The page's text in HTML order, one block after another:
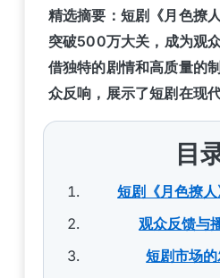
精选摘要：短剧《月色撩
突破500万大关，成为观
借独特的剧情和高质量的
众反响，展示了短剧在现
目
短剧《月色撩
观众反馈与
短剧市场